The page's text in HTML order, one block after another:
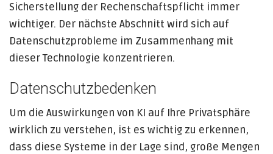
Sicherstellung der Rechenschaftspflicht immer
wichtiger. Der nächste Abschnitt wird sich auf
Datenschutzprobleme im Zusammenhang mit
dieser Technologie konzentrieren.
Datenschutzbedenken
Um die Auswirkungen von KI auf Ihre Privatsphäre
wirklich zu verstehen, ist es wichtig zu erkennen,
dass diese Systeme in der Lage sind, große Mengen